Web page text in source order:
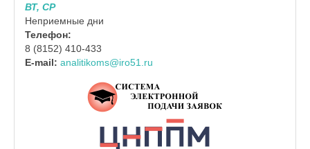
ВТ, СР
Неприемные дни
Телефон:
8 (8152) 410-433
E-mail: analitikoms@iro51.ru